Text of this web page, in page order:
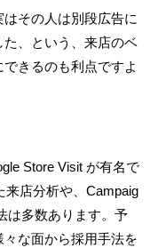
その人は別段広告に
、という、来店のベ
きるのも利点ですよ
Store Visit が有名で
来店分析や、Campaig
は多数あります。予
な面から採用手法を